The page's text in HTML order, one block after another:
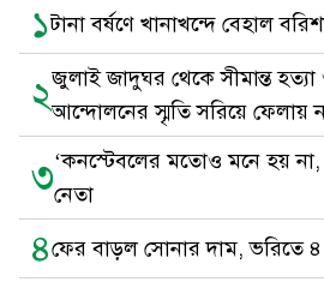
১টানা বর্ষণে খানাখন্দে বেহাল
২জুলাই জাদুঘর থেকে সীমান্ত
আন্দোলনের স্মৃতি সরিয়ে ফেলায়
৩‘কনস্টেবলের মতোও মনে হয়
নেতা
৪ফের বাড়ল সোনার দাম, ভরিতে